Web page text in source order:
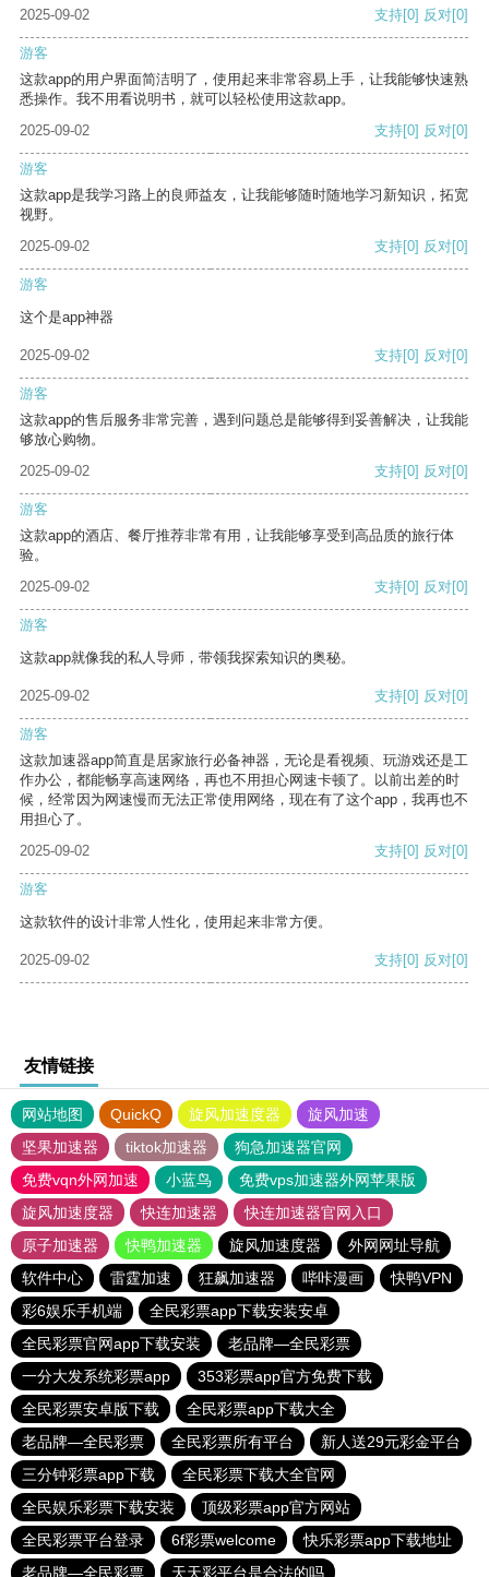
2025-09-02
支持[0] 反对[0]
游客
这款app的用户界面简洁明了，使用起来非常容易上手，让我能够快速熟
悉操作。我不用看说明书，就可以轻松使用这款app。
2025-09-02
支持[0] 反对[0]
游客
这款app是我学习路上的良师益友，让我能够随时随地学习新知识，拓宽
视野。
2025-09-02
支持[0] 反对[0]
游客
这个是app神器
2025-09-02 支持[0] 反对[0]
游客
这款app的售后服务非常完善，遇到问题总是能够得到妥善解决，让我能
够放心购物。
2025-09-02
支持[0] 反对[0]
游客
这款app的酒店、餐厅推荐非常有用，让我能够享受到高品质的旅行体
验。
2025-09-02
支持[0] 反对[0]
游客
这款app就像我的私人导师，带领我探索知识的奥秘。
2025-09-02 支持[0] 反对[0]
游客
这款加速器app简直是居家旅行必备神器，无论是看视频、玩游戏还是工
作办公，都能畅享高速网络，再也不用担心网速卡顿了。以前出差的时
候，经常因为网速慢而无法正常使用网络，现在有了这个app，我再也不
用担心了。
2025-09-02
支持[0] 反对[0]
游客
这款软件的设计非常人性化，使用起来非常方便。
2025-09-02 支持[0] 反对[0]
友情链接
网站地图 QuickQ 旋风加速度器
旋风加速
坚果加速器
tiktok加速器
狗急加速器官网
免费vqn外网加速
小蓝鸟
免费vps加速器外网苹果版
旋风加速度器
快连加速器
快连加速器官网入口
原子加速器
快鸭加速器 旋风加速度器
外网网址导航
软件中心
雷霆加速 狂飙加速器 哔咔漫画
快鸭VPN
彩6娱乐手机端
全民彩票app下载安装安卓
全民彩票官网app下载安装
老品牌—全民彩票
一分大发系统彩票app
353彩票app官方免费下载
全民彩票安卓版下载
全民彩票app下载大全
老品牌—全民彩票
全民彩票所有平台
新人送29元彩金平台
三分钟彩票app下载
全民彩票下载大全官网
全民娱乐彩票下载安装
顶级彩票app官方网站
全民彩票平台登录
6f彩票welcome
快乐彩票app下载地址
老品牌—全民彩票
天天彩平台是合法的吗